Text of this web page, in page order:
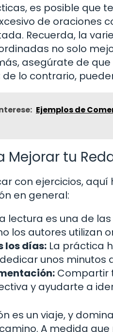
es posible que
de oraciones
Recuerda, la
no solo
asegúrate de
lo contrario,
Ejemplos de
Mejorar tu
con ejercicios,
en general:
lectura es una de
los autores utilizan
los días: La práctica
unos
Compartir
y ayudarte a
es un viaje, y
A medida